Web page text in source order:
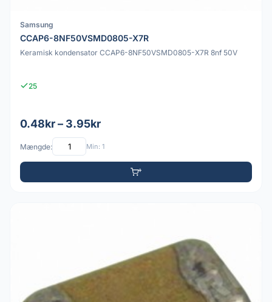
Samsung
CCAP6-8NF50VSMD0805-X7R
Keramisk kondensator CCAP6-8NF50VSMD0805-X7R 8nf 50V
25
0.48kr – 3.95kr
Mængde: Min: 1